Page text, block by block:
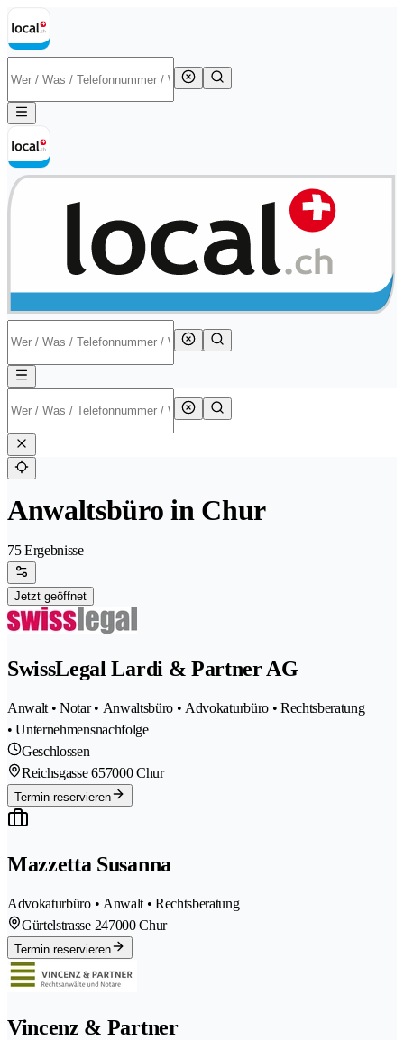
Anwaltsbüro in Chur
75 Ergebnisse
Jetzt geöffnet
SwissLegal Lardi & Partner AG
Anwalt • Notar • Anwaltsbüro • Advokaturbüro • Rechtsberatung
• Unternehmensnachfolge
Geschlossen
Reichsgasse 657000 Chur
Termin reservieren
Mazzetta Susanna
Advokaturbüro • Anwalt • Rechtsberatung
Gürtelstrasse 247000 Chur
Termin reservieren
Vincenz & Partner